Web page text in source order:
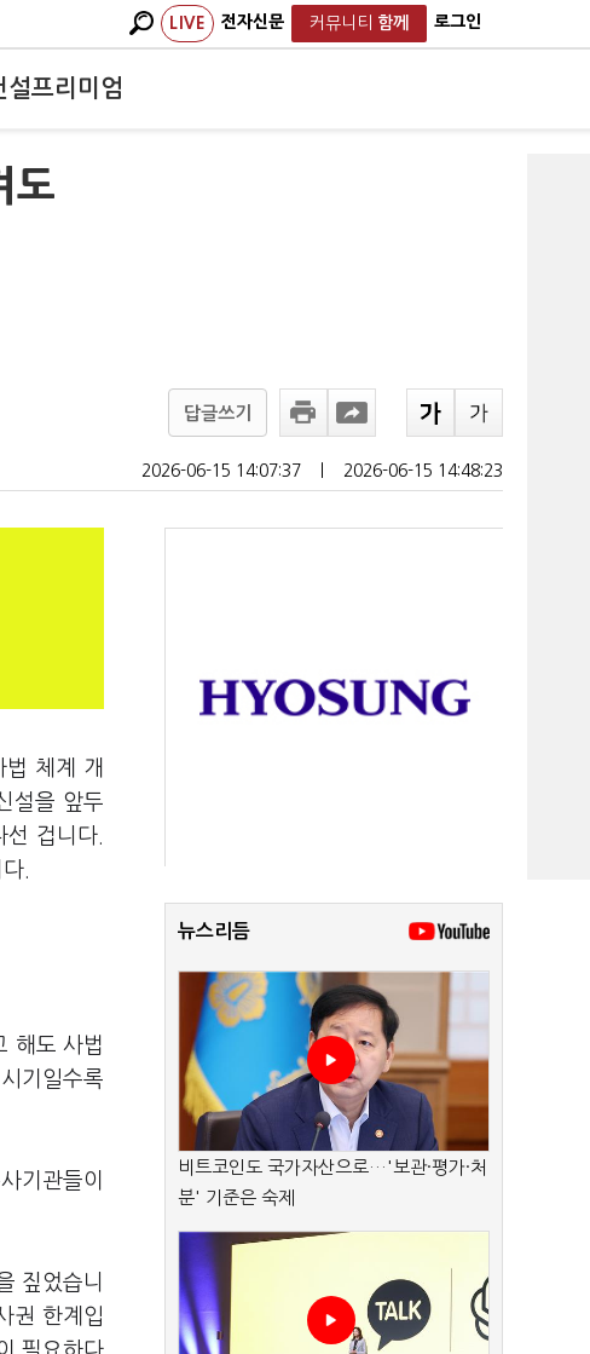
LIVE 전자신문 커뮤니티 함께 로그인
설프리미엄
도
답글쓰기
2026-06-15 14:07:37 2026-06-15 14:48:23
체계 개
설을 앞두
겁니다.
.
해도 사법
기일수록
기관들이
짚었습니
권 한계입
뉴스리듬
비트코인도 국가자산으로…'보관·평가·처
분' 기준은 숙제